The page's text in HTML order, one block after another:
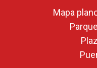
Mapa